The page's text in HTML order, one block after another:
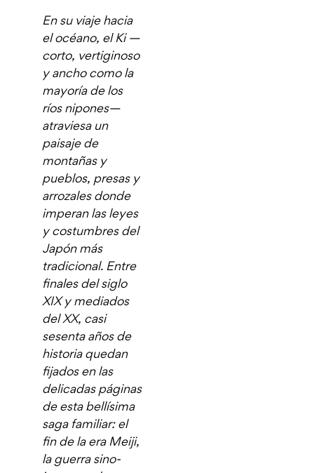
En su viaje hacia
el océano, el Ki —
corto, vertiginoso
y ancho como la
mayoría de los
ríos nipones—
atraviesa un
paisaje de
montañas y
pueblos, presas y
arrozales donde
imperan las leyes
y costumbres del
Japón más
tradicional. Entre
finales del siglo
XIX y mediados
del XX, casi
sesenta años de
historia quedan
fijados en las
delicadas páginas
de esta bellísima
saga familiar: el
fin de la era Meiji,
la guerra sino-